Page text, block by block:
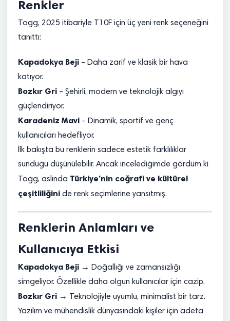
Renkler
Togg, 2025 itibariyle T10F için üç yeni renk seçeneğini
tanıttı:
Kapadokya Beji – Daha zarif ve klasik bir hava
katıyor.
Bozkır Gri – Şehirli, modern ve teknolojik algıyı
güçlendiriyor.
Karadeniz Mavi – Dinamik, sportif ve genç
kullanıcıları hedefliyor.
İlk bakışta bu renklerin sadece estetik farklılıklar
sunduğu düşünülebilir. Ancak incelediğimde gördüm ki
Togg, aslında Türkiye’nin coğrafi ve kültürel
çeşitliliğini de renk seçimlerine yansıtmış.
Renklerin Anlamları ve
Kullanıcıya Etkisi
Kapadokya Beji → Doğallığı ve zamansızlığı
simgeliyor. Özellikle daha olgun kullanıcılar için cazip.
Bozkır Gri → Teknolojiyle uyumlu, minimalist bir tarz.
Yazılım ve mühendislik dünyasındaki kişiler için adeta